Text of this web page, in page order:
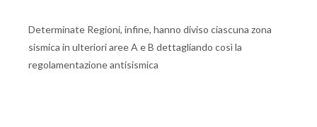
Determinate Regioni, infine, hanno diviso ciascuna zona
sismica in ulteriori aree A e B dettagliando così la
regolamentazione antisismica